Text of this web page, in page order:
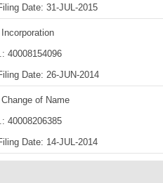
Date: 31-JUL-2015
40008154096
Date: 26-JUN-2014
of Name
40008206385
Date: 14-JUL-2014